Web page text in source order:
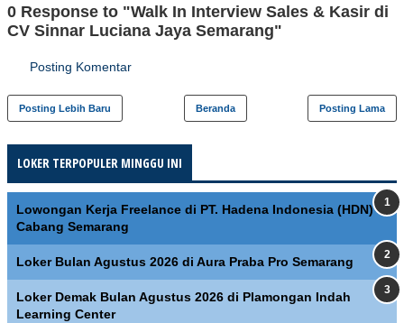
0 Response to "Walk In Interview Sales & Kasir di
CV Sinnar Luciana Jaya Semarang"
Posting Komentar
Posting Lebih Baru Posting Lama
Beranda
LOKER TERPOPULER MINGGU INI
Lowongan Kerja Freelance di PT. Hadena Indonesia (HDN)
Cabang Semarang
Loker Bulan Agustus 2026 di Aura Praba Pro Semarang
Loker Demak Bulan Agustus 2026 di Plamongan Indah
Learning Center